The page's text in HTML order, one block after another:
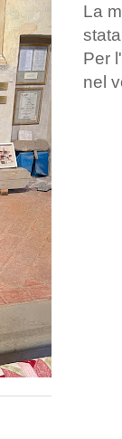
La
Per
nel